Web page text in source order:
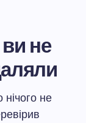
не
не